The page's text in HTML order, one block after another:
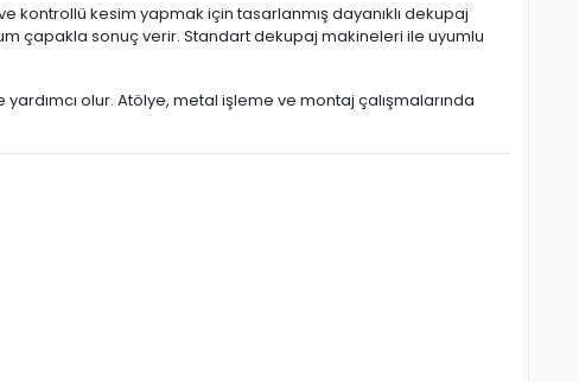
kesim yapmak için tasarlanmış dayanıklı dekupaj
çapakla sonuç verir. Standart dekupaj makineleri ile uyumlu
olur. Atölye, metal işleme ve montaj çalışmalarında